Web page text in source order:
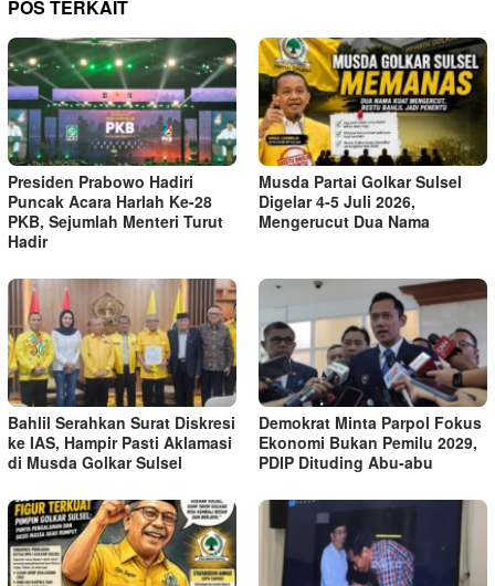
POS TERKAIT
Presiden Prabowo Hadiri
Puncak Acara Harlah Ke-28
PKB, Sejumlah Menteri Turut
Hadir
Musda Partai Golkar Sulsel
Digelar 4-5 Juli 2026,
Mengerucut Dua Nama
Bahlil Serahkan Surat Diskresi
ke IAS, Hampir Pasti Aklamasi
di Musda Golkar Sulsel
Demokrat Minta Parpol Fokus
Ekonomi Bukan Pemilu 2029,
PDIP Dituding Abu-abu